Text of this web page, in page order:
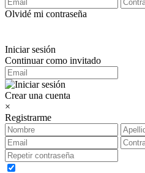
Olvidé mi contraseña
Iniciar sesión
Continuar como invitado
Crear una cuenta
×
Registrarme